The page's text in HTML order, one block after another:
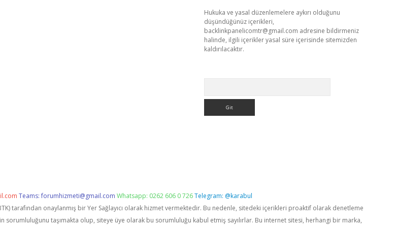
Hukuka ve yasal düzenlemelere aykırı olduğunu
düşündüğünüz içerikleri,
backlinkpanelicomtr@gmail.com adresine bildirmeniz
halinde, ilgili içerikler yasal süre içerisinde sitemizden
kaldırılacaktır.
Teams:forumhizmeti@gmail.com Whatsapp: 0262 606 0 726Telegram: @karabul
tarafından onaylanmış bir Yer Sağlayıcı olarak hizmet vermektedir. Bu nedenle, sitedeki içerikleri proaktif olarak denetleme
sorumluluğunu taşımakta olup, siteye üye olarak bu sorumluluğu kabul etmiş sayılırlar. Bu internet sitesi, herhangi bir marka,